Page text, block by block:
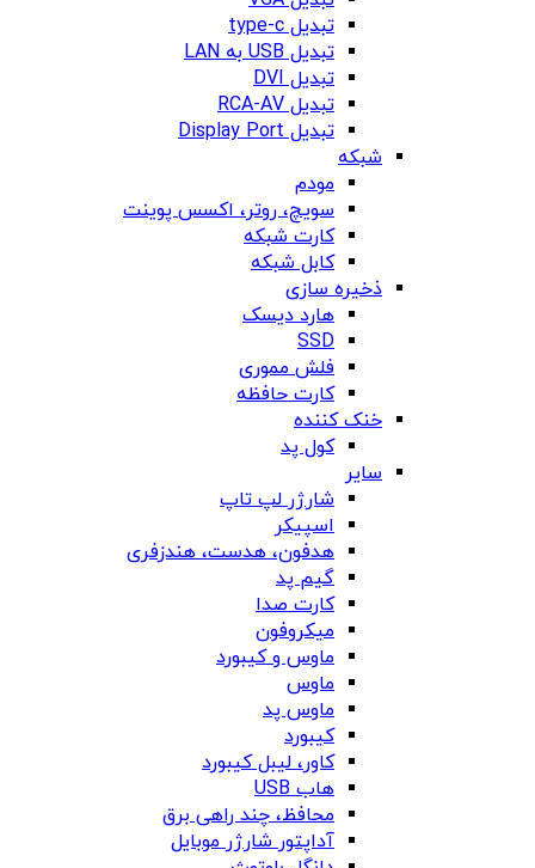
تبدیل type-c
تبدیل USB به LAN
تبدیل DVI
تبدیل RCA-AV
تبدیل Display Port
شبکه
مودم
سویچ، روتر، اکسس پوینت
کارت شبکه
کابل شبکه
ذخیره سازی
هارد دیسک
SSD
فلش مموری
کارت حافظه
خنک کننده
کول پد
سایر
شارژر لپ تاپ
اسپیکر
هدفون، هدست، هندزفری
گیم پد
کارت صدا
میکروفون
ماوس و کیبورد
ماوس
ماوس پد
کیبورد
کاور، لیبل کیبورد
هاب USB
محافظ، چند راهی برق
آداپتور شارژر موبایل